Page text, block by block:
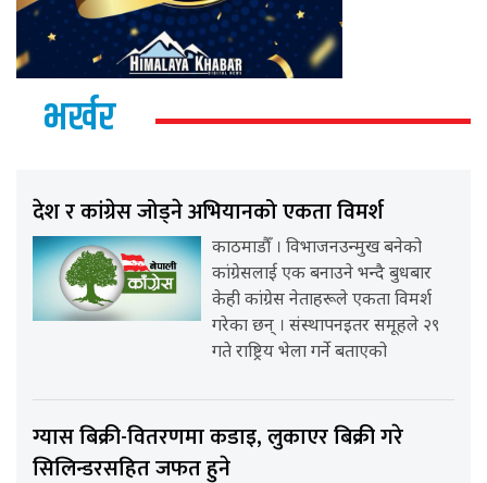
भर्खर
देश र कांग्रेस जोड्ने अभियानको एकता विमर्श
काठमाडौँ । विभाजनउन्मुख बनेको
कांग्रेसलाई एक बनाउने भन्दै बुधबार
केही कांग्रेस नेताहरूले एकता विमर्श
गरेका छन् । संस्थापनइतर समूहले २९
गते राष्ट्रिय भेला गर्ने बताएको
ग्यास बिक्री-वितरणमा कडाइ, लुकाएर बिक्री गरे
सिलिन्डरसहित जफत हुने